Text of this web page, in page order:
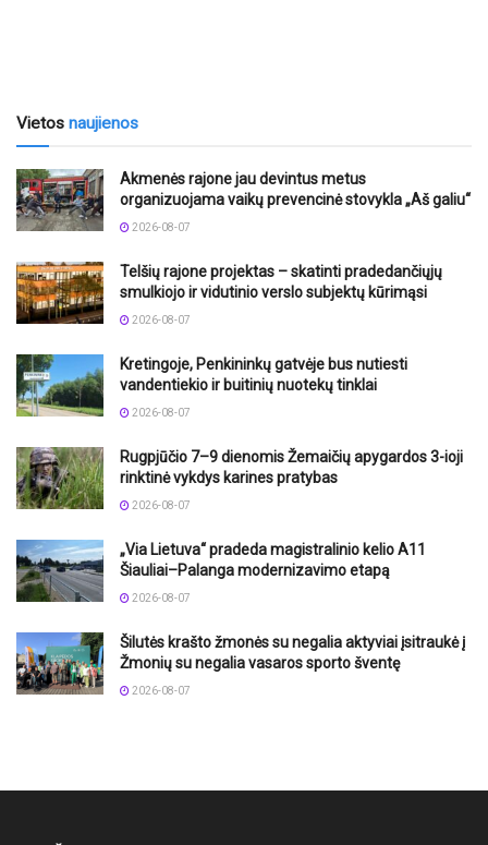
Vietos naujienos
Akmenės rajone jau devintus metus
organizuojama vaikų prevencinė stovykla „Aš galiu“
2026-08-07
Telšių rajone projektas – skatinti pradedančiųjų
smulkiojo ir vidutinio verslo subjektų kūrimąsi
2026-08-07
Kretingoje, Penkininkų gatvėje bus nutiesti
vandentiekio ir buitinių nuotekų tinklai
2026-08-07
Rugpjūčio 7–9 dienomis Žemaičių apygardos 3-ioji
rinktinė vykdys karines pratybas
2026-08-07
„Via Lietuva“ pradeda magistralinio kelio A11
Šiauliai–Palanga modernizavimo etapą
2026-08-07
Šilutės krašto žmonės su negalia aktyviai įsitraukė į
Žmonių su negalia vasaros sporto šventę
2026-08-07